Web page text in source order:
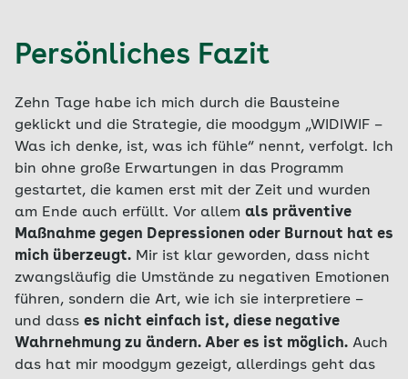
Persönliches Fazit
Zehn Tage habe ich mich durch die Bausteine
geklickt und die Strategie, die moodgym „WIDIWIF –
Was ich denke, ist, was ich fühle“ nennt, verfolgt. Ich
bin ohne große Erwartungen in das Programm
gestartet, die kamen erst mit der Zeit und wurden
am Ende auch erfüllt. Vor allem als präventive
Maßnahme gegen Depressionen oder Burnout hat es
mich überzeugt. Mir ist klar geworden, dass nicht
zwangsläufig die Umstände zu negativen Emotionen
führen, sondern die Art, wie ich sie interpretiere –
und dass es nicht einfach ist, diese negative
Wahrnehmung zu ändern. Aber es ist möglich. Auch
das hat mir moodgym gezeigt, allerdings geht das